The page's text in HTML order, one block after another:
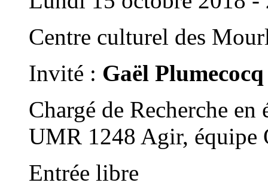
Centre culturel des
Invité : Gaël Plumecocq
Chargé de Recherche
UMR 1248 Agir, équipe
Entrée libre